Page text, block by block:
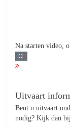
Na starten video,
Uitvaart
Bent u uitvaart
nodig? Kijk dan bij